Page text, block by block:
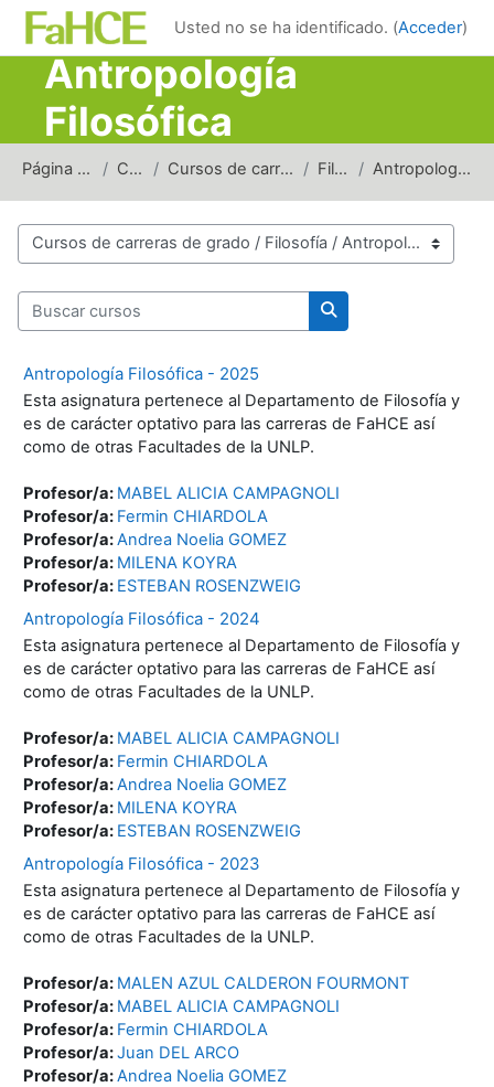
Salta al contenido principal
Usted no se ha identificado. (Acceder)
Antropología
Filosófica
Página Principal Cursos Cursos de carreras de grado Filosofía Antropología Filosófica
Categorías
Buscar cursos
Buscar cursos
Antropología Filosófica - 2025
Esta asignatura pertenece al Departamento de Filosofía y
es de carácter optativo para las carreras de FaHCE así
como de otras Facultades de la UNLP.
Profesor/a: MABEL ALICIA CAMPAGNOLI
Profesor/a: Fermin CHIARDOLA
Profesor/a:Andrea Noelia GOMEZ
Profesor/a: MILENA KOYRA
Profesor/a: ESTEBAN ROSENZWEIG
Antropología Filosófica - 2024
Esta asignatura pertenece al Departamento de Filosofía y
es de carácter optativo para las carreras de FaHCE así
como de otras Facultades de la UNLP.
Profesor/a: MABEL ALICIA CAMPAGNOLI
Profesor/a: Fermin CHIARDOLA
Profesor/a:Andrea Noelia GOMEZ
Profesor/a: MILENA KOYRA
Profesor/a: ESTEBAN ROSENZWEIG
Antropología Filosófica - 2023
Esta asignatura pertenece al Departamento de Filosofía y
es de carácter optativo para las carreras de FaHCE así
como de otras Facultades de la UNLP.
Profesor/a: MALEN AZUL CALDERON FOURMONT
Profesor/a: MABEL ALICIA CAMPAGNOLI
Profesor/a: Fermin CHIARDOLA
Profesor/a:Juan DEL ARCO
Profesor/a:Andrea Noelia GOMEZ